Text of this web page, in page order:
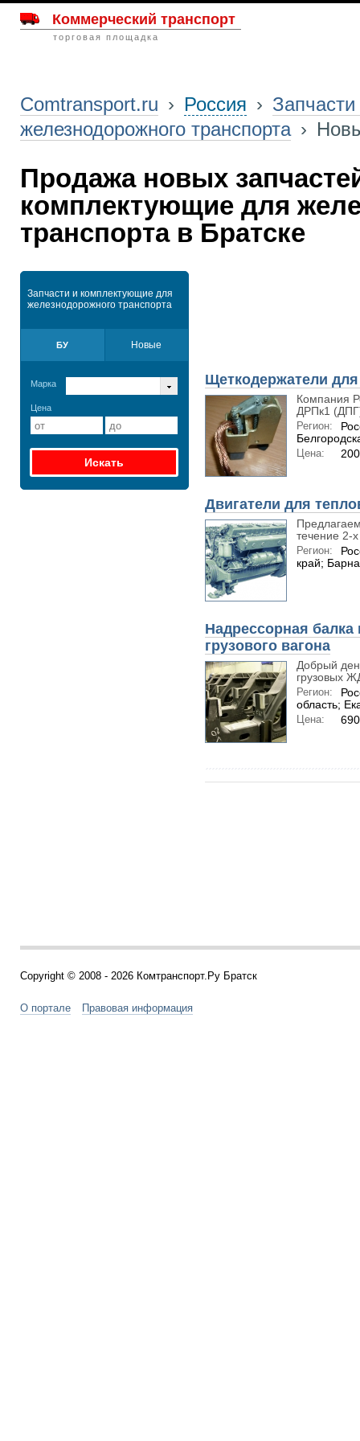
Коммерческий транспорт
торговая площадка
Comtransport.ru › Россия ›
железнодорожного транспорта ›
Продажа новых
комплектующие для
транспорта в Братске
Запчасти и комплектующие для
железнодорожного транспорта
БУ Новые
Марка
Цена
Щеткодержатели
Компания
ДРПк1
Регион:
Цена:
Двигатели для
течение 2-х
Регион:
край;
Надрессорная
грузового вагона
Добрый
грузовых
Регион:
область;
Цена:
Copyright © 2008 - 2026 Комтранспорт.Ру Братск
О портале Правовая информация